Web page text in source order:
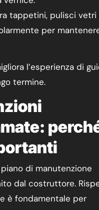
tappetini, pulisci vetri
per
l’esperienza di
termine.
di manutenzione
dal costruttore.
è fondamentale per